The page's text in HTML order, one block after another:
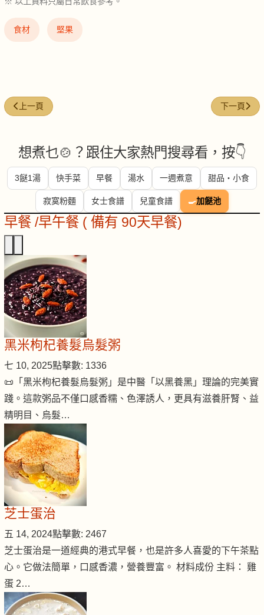
食材 堅果
上一篇文章: 沙白 (venus-clams)
上一頁 下一篇文
下一頁
想煮乜🍲？跟住大家熱門搜尋看，按👇
3餸1湯 快手菜 早餐 湯水 一週煮意 甜品・小食
寂寞粉麵 女士食譜 兒童食譜 🍳加餸池
早餐 /早午餐 ( 備有 90天早餐)
黑米枸杞養髮烏髮粥
七 10, 2025點擊數: 1336
📜「黑米枸杞養髮烏髮粥」是中醫「以黑養黑」理論的完美實
踐。這款粥品不僅口感香糯、色澤誘人，更具有滋養肝腎、益
精明目、烏髮…
芝士蛋治
五 14, 2024點擊數: 2467
芝士蛋治是一道經典的港式早餐，也是許多人喜愛的下午茶點
心。它做法簡單，口感香濃，營養豐富。 材料成份 主料： 雞
蛋 2…